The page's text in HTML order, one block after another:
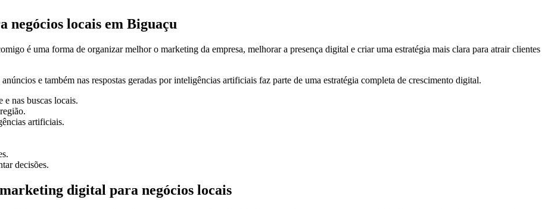
locais em Biguaçu
é uma forma de organizar melhor o marketing da empresa, melhorar a presença digital e criar uma estratégia mais clara para atrair clientes
e também nas respostas geradas por inteligências artificiais faz parte de uma estratégia completa de crescimento digital.
nas buscas locais.
artificiais.
decisões.
digital para negócios locais